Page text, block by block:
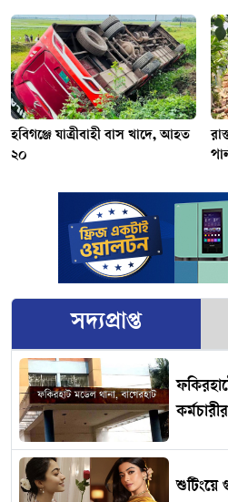
হবিগঞ্জে যাত্রীবাহী বাস খাদে, আহত
২০
সদ্যপ্রাপ্ত